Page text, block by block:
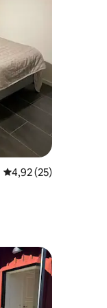
Średnia ocena: 4,92
4,92 (25)